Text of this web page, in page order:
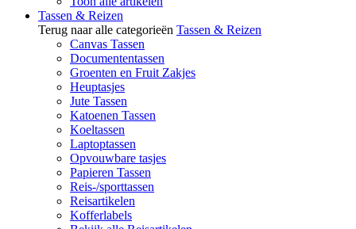
Tassen & Reizen
Terug naar alle categorieën Tassen & Reizen
Canvas Tassen
Documententassen
Groenten en Fruit Zakjes
Heuptasjes
Jute Tassen
Katoenen Tassen
Koeltassen
Laptoptassen
Opvouwbare tasjes
Papieren Tassen
Reis-/sporttassen
Reisartikelen
Kofferlabels